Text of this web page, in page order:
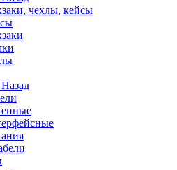
чехлы, кейсы
Назад